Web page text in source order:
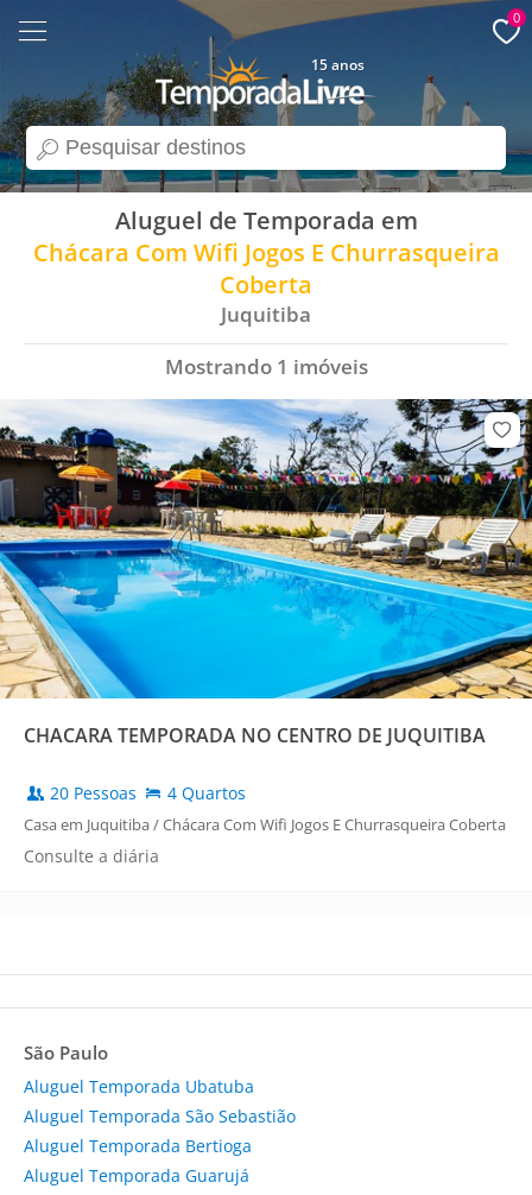
search
15 anos
0
Aluguel de Temporada em
Chácara Com Wifi Jogos E Churrasqueira
Coberta
Juquitiba
Mostrando 1 imóveis
CHACARA TEMPORADA NO CENTRO DE JUQUITIBA
20 Pessoas 4 Quartos
Casa em Juquitiba / Chácara Com Wifi Jogos E Churrasqueira Coberta
Consulte a diária
São Paulo
Aluguel Temporada Ubatuba
Aluguel Temporada São Sebastião
Aluguel Temporada Bertioga
Aluguel Temporada Guarujá